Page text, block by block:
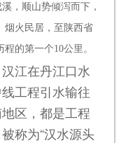
，顺山势倾泻而下，
烟火民居，至陕西省
的第一个10公里。
江在丹江口水
工程引水输往
区，都是工程
称为“汉水源头